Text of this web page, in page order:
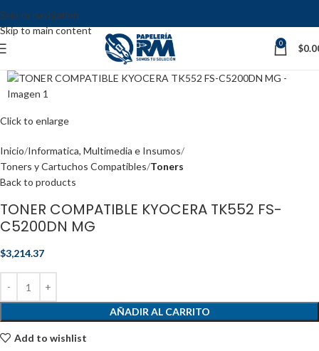
Skip to navigation
Skip to main content
0 $
Click to enlarge
Inicio Informatica, Multimedia e Insumos
Toners y Cartuchos Compatibles Toners
Back to products
TONER COMPATIBLE KYOCERA TK552 FS-
C5200DN MG
$3,214.37
AÑADIR AL CARRITO
Add to wishlist